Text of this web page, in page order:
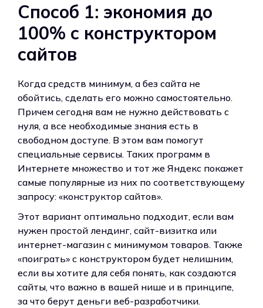
Способ 1: экономия до
100% с конструктором
сайтов
Когда средств минимум, а без сайта не
обойтись, сделать его можно самостоятельно.
Причем сегодня вам не нужно действовать с
нуля, а все необходимые знания есть в
свободном доступе. В этом вам помогут
специальные сервисы. Таких программ в
Интернете множество и тот же Яндекс покажет
самые популярные из них по соответствующему
запросу: «конструктор сайтов».
Этот вариант оптимально подходит, если вам
нужен простой лендинг, сайт-визитка или
интернет-магазин с минимумом товаров. Также
«поиграть» с конструктором будет нелишним,
если вы хотите для себя понять, как создаются
сайты, что важно в вашей нише и в принципе,
за что берут деньги веб-разработчики.